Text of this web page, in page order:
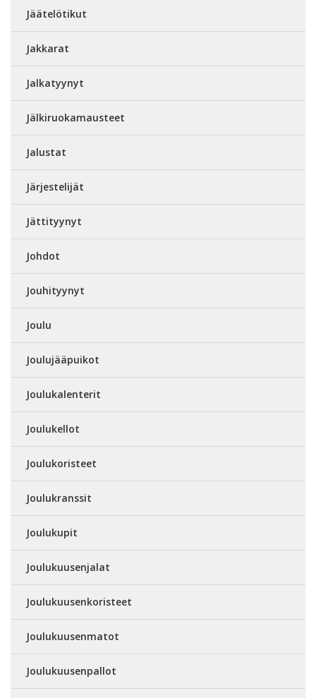
Jäätelötikut
Jakkarat
Jalkatyynyt
Jälkiruokamausteet
Jalustat
Järjestelijät
Jättityynyt
Johdot
Jouhityynyt
Joulu
Joulujääpuikot
Joulukalenterit
Joulukellot
Joulukoristeet
Joulukranssit
Joulukupit
Joulukuusenjalat
Joulukuusenkoristeet
Joulukuusenmatot
Joulukuusenpallot